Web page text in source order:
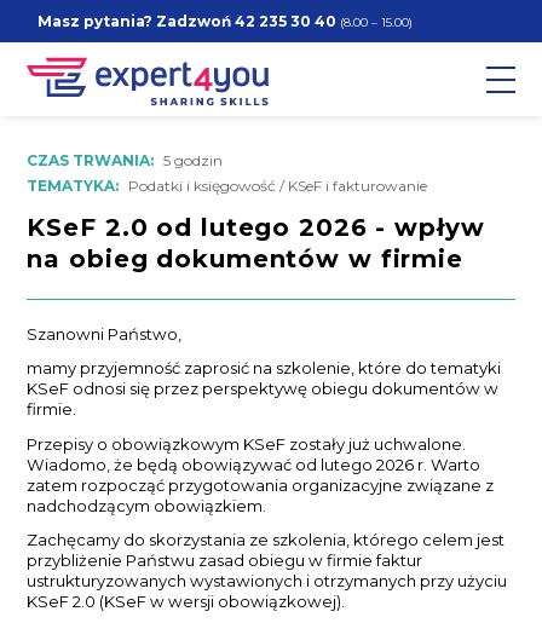
Masz pytania? Zadzwoń42 235 30 40 (8.00 – 15.00)
CZAS TRWANIA: 5 godzin
TEMATYKA: Podatki i księgowość / KSeF i fakturowanie
KSeF 2.0 od lutego 2026 - wpływ
na obieg dokumentów w firmie
Szanowni Państwo,
mamy przyjemność zaprosić na szkolenie, które do tematyki
KSeF odnosi się przez perspektywę obiegu dokumentów w
firmie.
Przepisy o obowiązkowym KSeF zostały już uchwalone.
Wiadomo, że będą obowiązywać od lutego 2026 r. Warto
zatem rozpocząć przygotowania organizacyjne związane z
nadchodzącym obowiązkiem.
Zachęcamy do skorzystania ze szkolenia, którego celem jest
przybliżenie Państwu zasad obiegu w firmie faktur
ustrukturyzowanych wystawionych i otrzymanych przy użyciu
KSeF 2.0 (KSeF w wersji obowiązkowej).